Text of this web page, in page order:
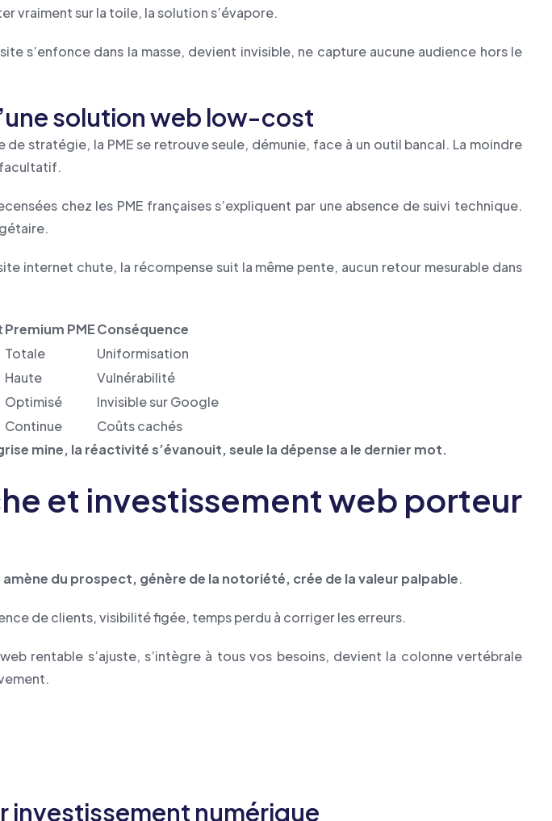
vraiment sur la toile, la solution s’évapore.
s’enfonce dans la masse, devient invisible, ne capture aucune audience hors le
solution web low-cost
stratégie, la PME se retrouve seule, démunie, face à un outil bancal. La moindre
chez les PME françaises s’expliquent par une absence de suivi technique.
internet chute, la récompense suit la même pente, aucun retour mesurable dans
Premium PMEConséquence
Totale
Uniformisation
Haute
Vulnérabilité
Optimisé
Invisible sur Google
Continue
Coûts cachés
mine, la réactivité s’évanouit, seule la dépense a le dernier mot.
et investissement web porteur
amène du prospect, génère de la notoriété, crée de la valeur palpable.
de clients, visibilité figée, temps perdu à corriger les erreurs.
rentable s’ajuste, s’intègre à tous vos besoins, devient la colonne vertébrale
investissement numérique